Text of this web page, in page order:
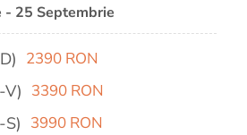
25 Septembrie
2390 RON
V) 3390 RON
S) 3990 RON